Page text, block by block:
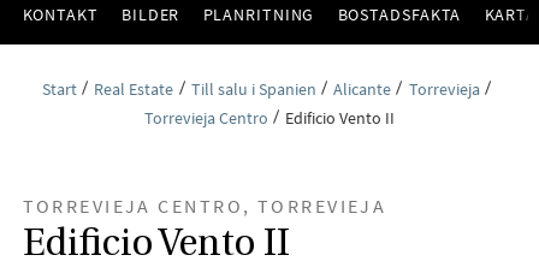
KONTAKT BILDER PLANRITNING BOSTADSFAKTA KARTA
Start Real Estate Till salu i Spanien Alicante
Torrevieja
Torrevieja Centro
Edificio Vento II
TORREVIEJA CENTRO, TORREVIEJA
Edificio Vento II